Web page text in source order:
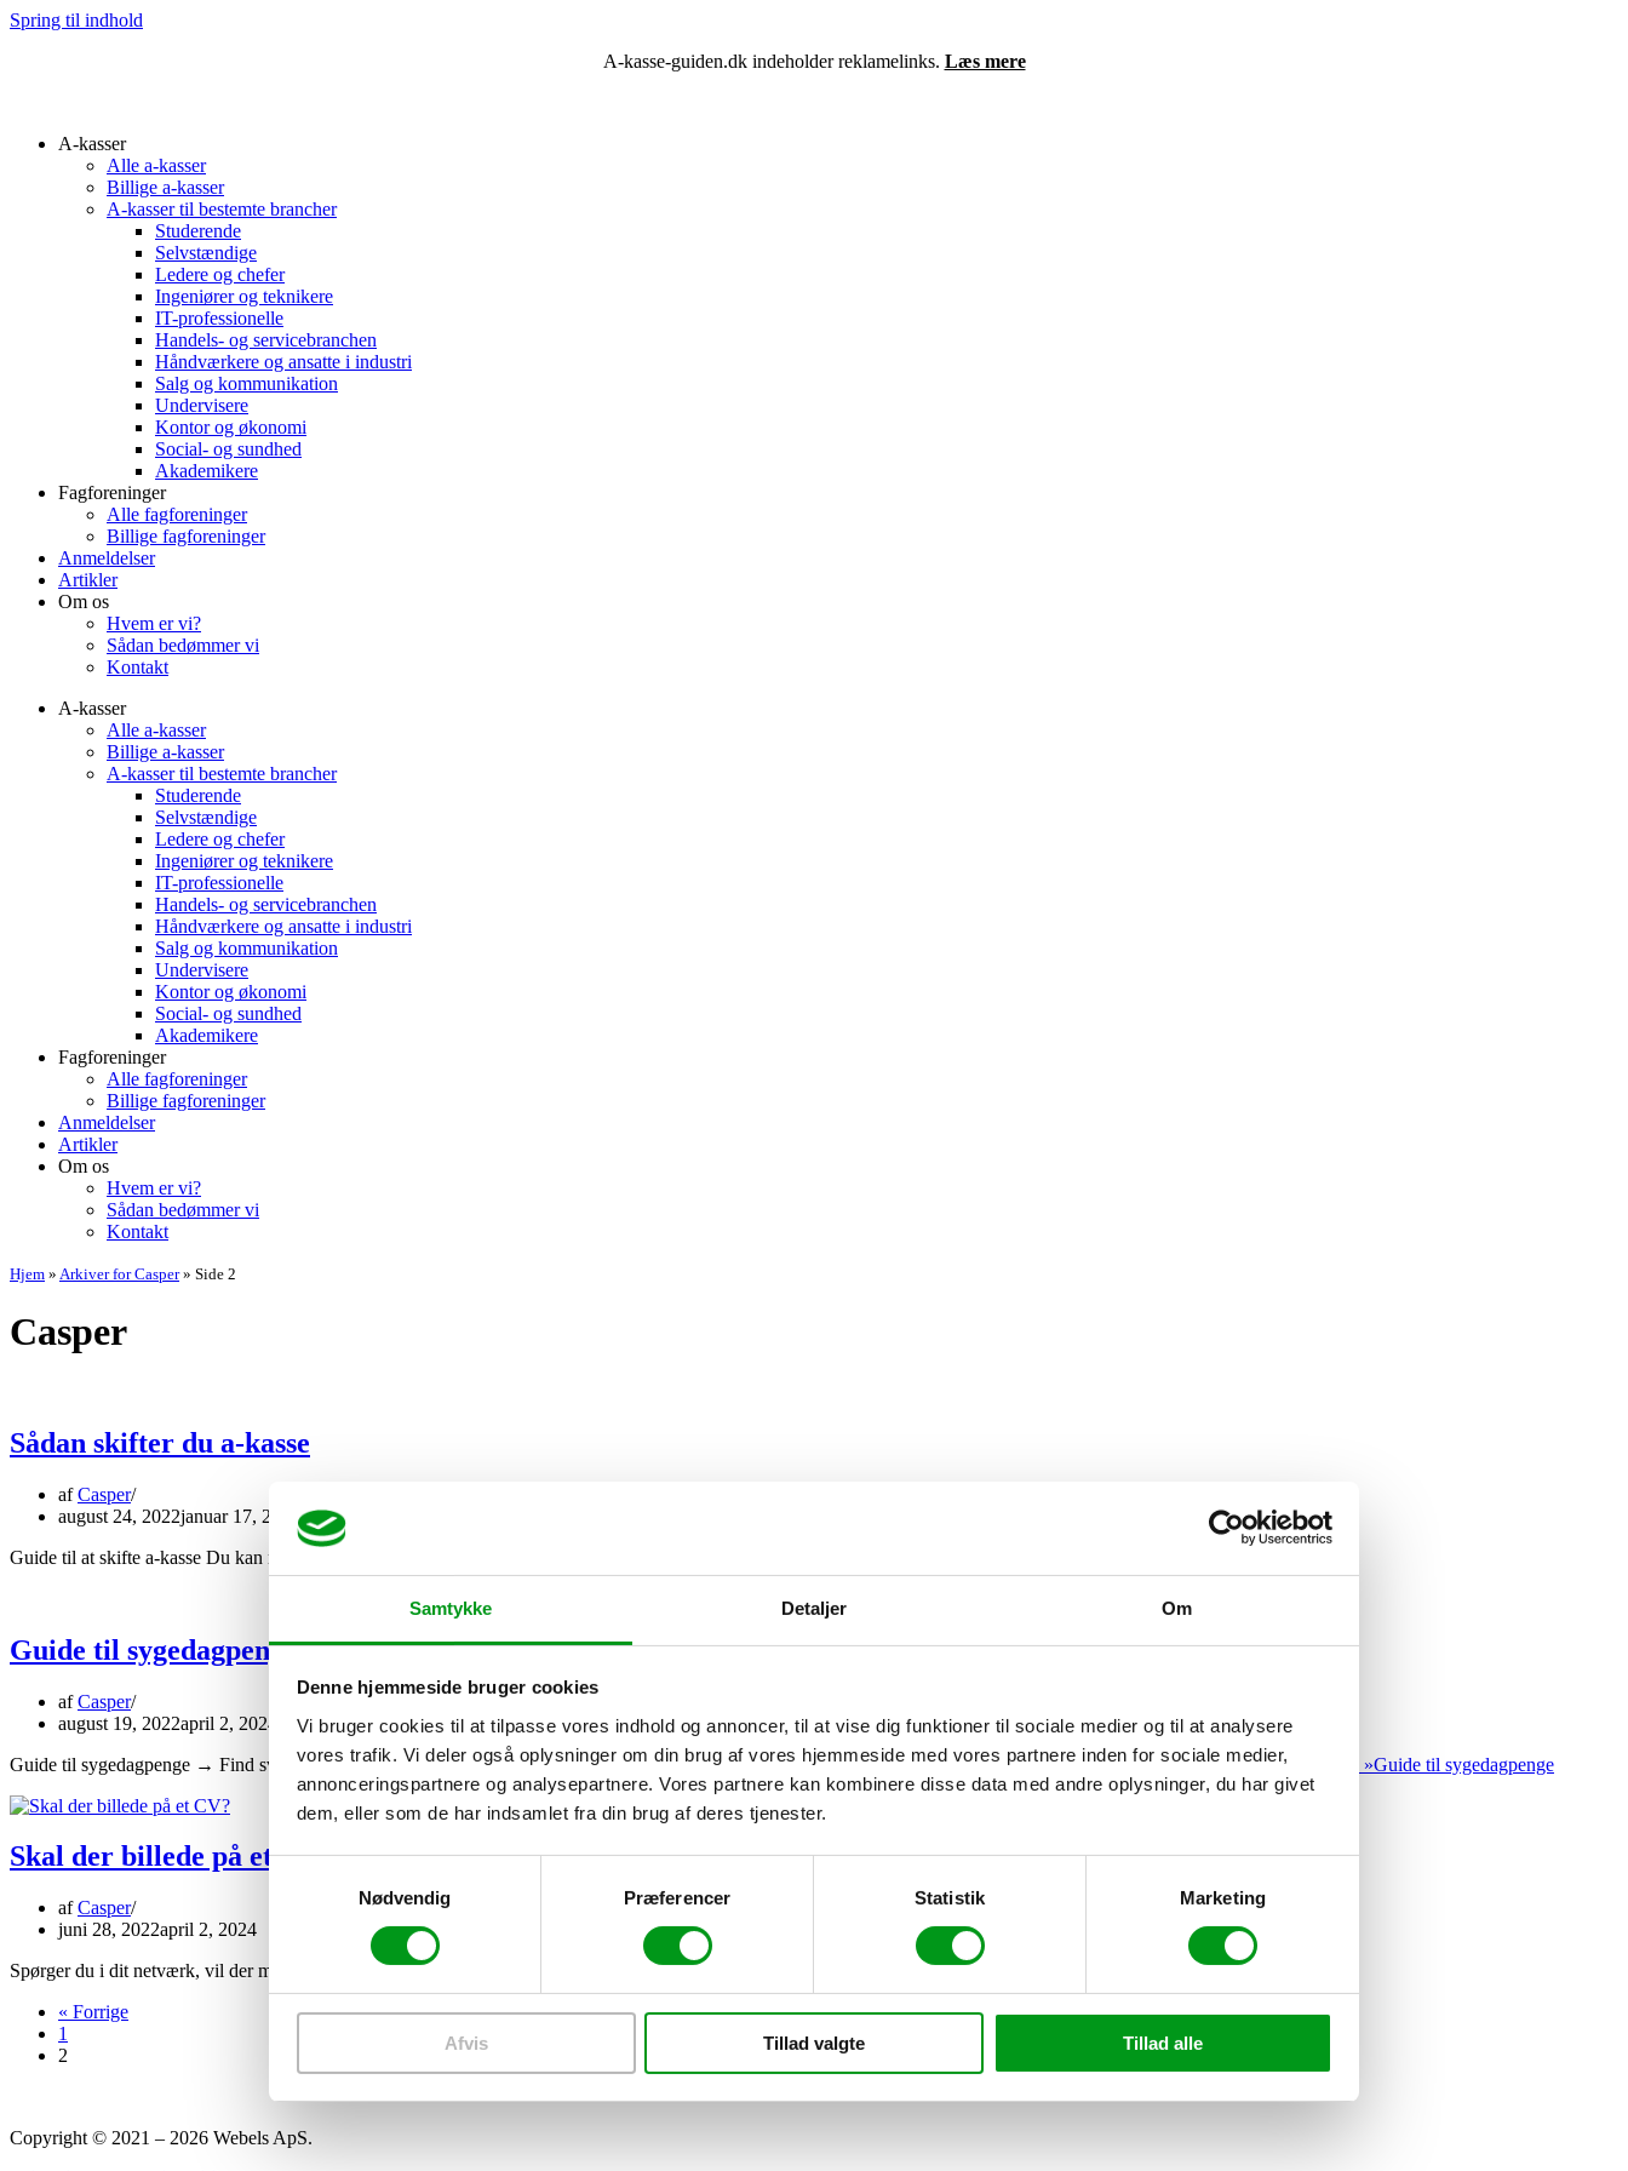
Samtykke Detaljer Om
Denne hjemmeside bruger cookies
Vi bruger cookies til at tilpasse vores indhold og annoncer, til at vise dig funktioner til sociale medier og til at analysere
vores trafik. Vi deler også oplysninger om din brug af vores hjemmeside med vores partnere inden for sociale medier,
annonceringspartnere og analysepartnere. Vores partnere kan kombinere disse data med andre oplysninger, du har givet
dem, eller som de har indsamlet fra din brug af deres tjenester.
Samtykkevalg
Nødvendig
Præferencer Statistik Marketing
Afvis Tillad valgte Tillad alle
Spring til indhold
A-kasse-guiden.dk indeholder reklamelinks. Læs mere
A-kasser
Alle a-kasser
Billige a-kasser
A-kasser til bestemte brancher
Studerende
Selvstændige
Ledere og chefer
Ingeniører og teknikere
IT-professionelle
Handels- og servicebranchen
Håndværkere og ansatte i industri
Salg og kommunikation
Undervisere
Kontor og økonomi
Social- og sundhed
Akademikere
Fagforeninger
Alle fagforeninger
Billige fagforeninger
Anmeldelser
Artikler
Om os
Hvem er vi?
Sådan bedømmer vi
Kontakt
A-kasser
Alle a-kasser
Billige a-kasser
A-kasser til bestemte brancher
Studerende
Selvstændige
Ledere og chefer
Ingeniører og teknikere
IT-professionelle
Handels- og servicebranchen
Håndværkere og ansatte i industri
Salg og kommunikation
Undervisere
Kontor og økonomi
Social- og sundhed
Akademikere
Fagforeninger
Alle fagforeninger
Billige fagforeninger
Anmeldelser
Artikler
Om os
Hvem er vi?
Sådan bedømmer vi
Kontakt
Hjem » Arkiver for Casper» Side 2
Casper
Sådan skifter du a-kasse
afCasper
august 24, 2022januar 17, 2025
Guide til at skifte a-kasse Du kan nemt og uden besvær skifte fra én a-kasse til en anden, hvis du ønsker det. Medmindre du er…
Guide til sygedagpenge
afCasper
august 19, 2022april 2, 2024
Guide til sygedagpenge → Find svar på alle dine spørgsmål! Sygedagpenge-systemet er relativt komplekst, og derfor er der mange, som farer vild i de mange regler,…Læs mere »Guide til sygedagpenge
Skal der billede på et CV?
afCasper
juni 28, 2022april 2, 2024
Spørger du i dit netværk, vil der med stor sandsynlighed være delte meninger om hvorvidt et billede hører til på et CV. Spørger du os,…
Skal der billede på et CV?
« Forrige
1
2
Copyright © 2021 – 2026 Webels ApS.